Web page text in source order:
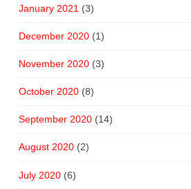
January 2021 (3)
December 2020(1)
November 2020(3)
October 2020(8)
September 2020(14)
August 2020(2)
July 2020(6)